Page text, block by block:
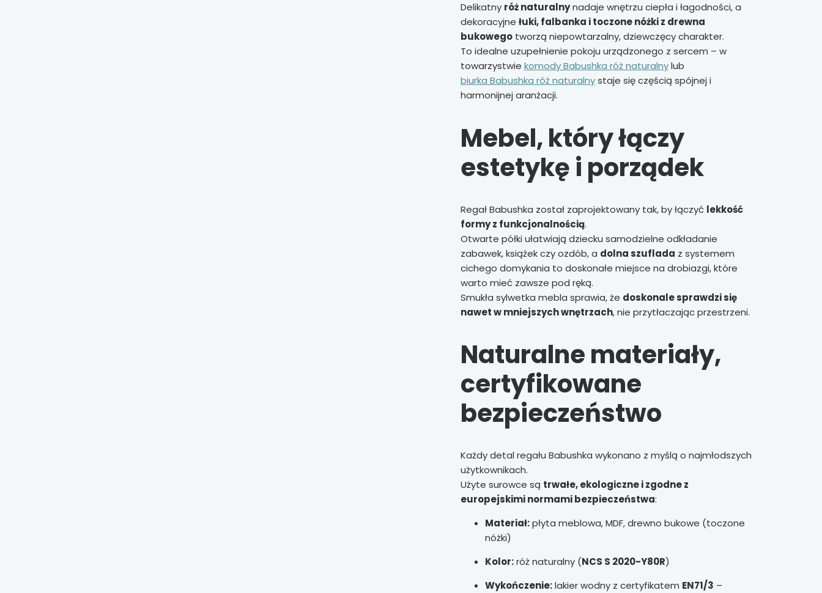
Delikatny róż naturalnynadaje wnętrzu ciepła i łagodności, a
dekoracyjne łuki, falbanka i toczone nóżki z drewna
bukowegotworzą niepowtarzalny, dziewczęcy charakter.
To idealne uzupełnienie pokoju urządzonego z sercem – w
towarzystwie komody Babushka róż naturalnylub
biurka Babushka róż naturalnystaje się częścią spójnej i
harmonijnej aranżacji.
Mebel, który łączy
estetykę i porządek
Regał Babushka został zaprojektowany tak, by łączyć lekkość
formy z funkcjonalnością.
Otwarte półki ułatwiają dziecku samodzielne odkładanie
zabawek, książek czy ozdób, a dolna szuflada z systemem
cichego domykania to doskonałe miejsce na drobiazgi, które
warto mieć zawsze pod ręką.
Smukła sylwetka mebla sprawia, że doskonale sprawdzi się
nawet w mniejszych wnętrzach, nie przytłaczając przestrzeni.
Naturalne materiały,
certyfikowane
bezpieczeństwo
Każdy detal regału Babushka wykonano z myślą o najmłodszych
użytkownikach.
Użyte surowce są trwałe, ekologiczne i zgodne z
europejskimi normami bezpieczeństwa:
Materiał:płyta meblowa, MDF, drewno bukowe (toczone
nóżki)
Kolor:róż naturalny (NCS S 2020-Y80R)
Wykończenie:lakier wodny z certyfikatem EN71/3 –